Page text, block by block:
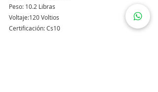
Peso: 10.2 Libras
Voltaje:120 Voltios
Certificación: Cs10